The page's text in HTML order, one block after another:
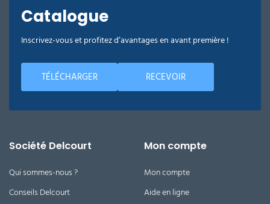
Catalogue
Inscrivez-vous et profitez d’avantages en avant première !
TÉLÉCHARGER RECEVOIR
Société Delcourt
Qui sommes-nous ?
Conseils Delcourt
Mon compte
Mon compte
Aide en ligne